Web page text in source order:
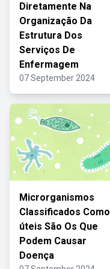
Diretamente Na
Organização Da
Estrutura Dos
Serviços De
Enfermagem
07 September 2024
Microrganismos
Classificados Como
úteis São Os Que
Podem Causar
Doença